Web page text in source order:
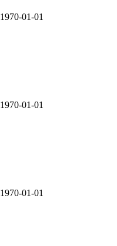
1970-01-01
1970-01-01
1970-01-01